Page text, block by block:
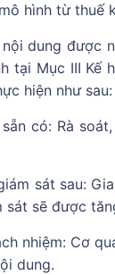
hình từ thuế
dung được
tại Mục III Kế
hiện như sau:
có: Rà
sát sau:
sát sẽ được
nhiệm: Cơ
dung.